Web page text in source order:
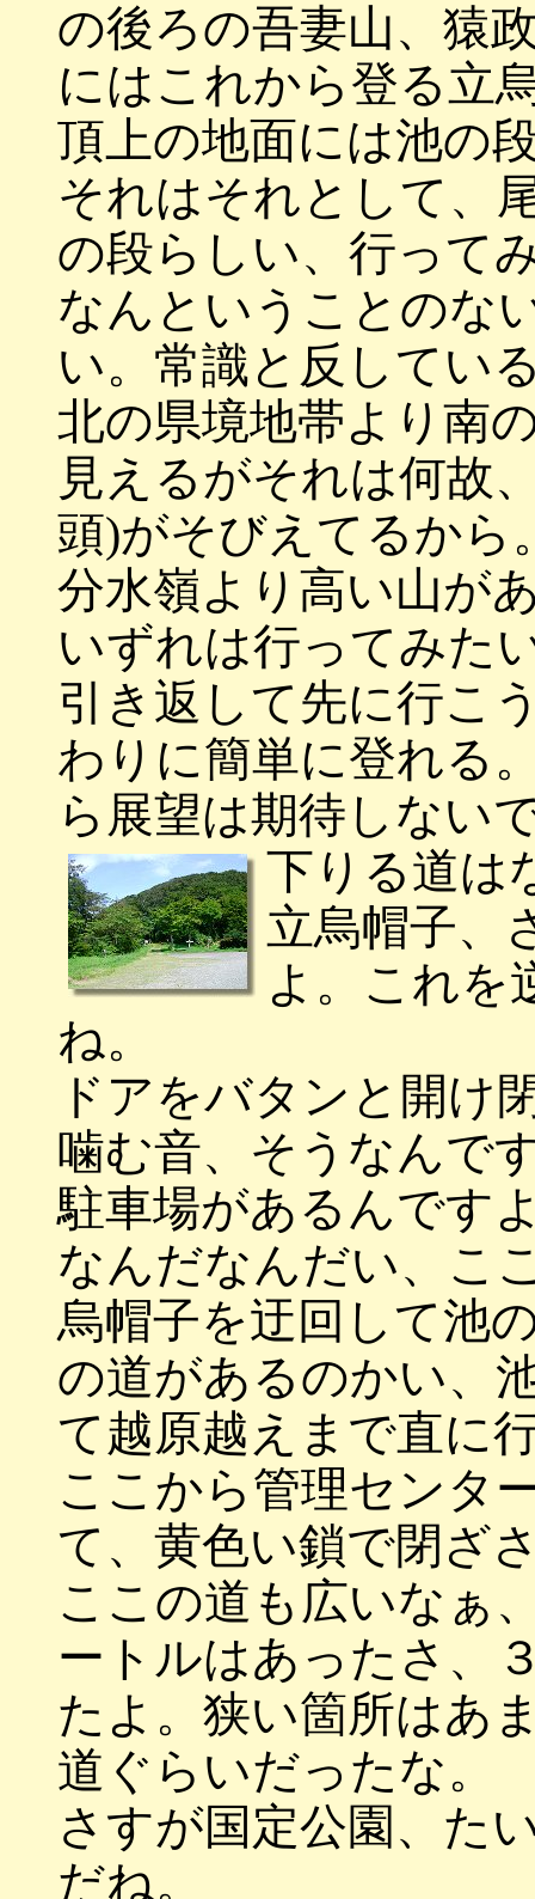
の後ろの吾妻山、猿
にはこれから登る立
頂上の地面には池の
それはそれとして、
の段らしい、行って
なんということのな
い。常識と反してい
北の県境地帯より南
見えるがそれは何故
頭)がそびえてるから
分水嶺より高い山が
いずれは行ってみた
引き返して先に行こ
わりに簡単に登れる
ら展望は期待しない
下りる道は
立烏帽子、
よ。これを
ね。
ドアをバタンと開け
噛む音、そうなんで
駐車場があるんです
なんだなんだい、こ
烏帽子を迂回して池
の道があるのかい、
て越原越えまで直に
ここから管理センタ
て、黄色い鎖で閉ざ
ここの道も広いなぁ
ートルはあったさ、
たよ。狭い箇所はあ
道ぐらいだったな。
さすが国定公園、た
だね。